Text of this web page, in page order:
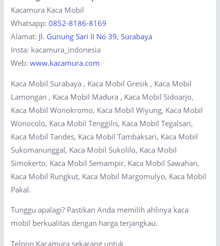
Kacamura Kaca Mobil
Whatsapp:0852-8186-8169
Alamat: Jl. Gunung Sari II No 39, Surabaya
Insta: kacamura_indonesia
Web:www.kacamura.com
Kaca Mobil Surabaya , Kaca Mobil Gresik , Kaca Mobil
Lamongan , Kaca Mobil Madura , Kaca Mobil Sidoarjo,
Kaca Mobil Wonokromo, Kaca Mobil Wiyung, Kaca Mobil
Wonocolo, Kaca Mobil Tenggilis, Kaca Mobil Tegalsari,
Kaca Mobil Tandes, Kaca Mobil Tambaksari, Kaca Mobil
Sukomanunggal, Kaca Mobil Sukolilo, Kaca Mobil
Simokerto, Kaca Mobil Semampir, Kaca Mobil Sawahan,
Kaca Mobil Rungkut, Kaca Mobil Margomulyo, Kaca Mobil
Pakal.
Tunggu apalagi? Pastikan Anda memilih ahlinya kaca
mobil berkualitas dengan harga terjangkau.
Telpon Kacamura sekarang untuk